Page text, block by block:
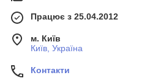
Працює з 25.04.2012
м. Київ
Київ, Україна
Контакти